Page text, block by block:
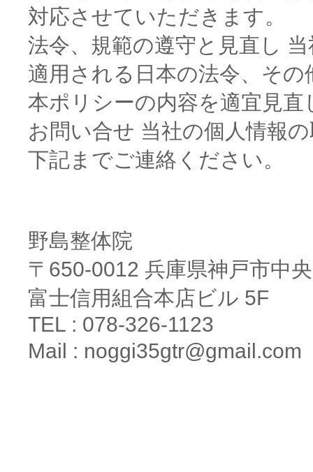
対応させていただきます。 ​
法令、規範の遵守と見直し
適用される日本の法令、そ
本ポリシーの内容を適宜見
お問い合せ 当社の個人情報
下記までご連絡ください。
野島整体院
〒650-0012 兵庫県神戸市中
富士信用組合本店ビル 5F
TEL : 078-326-1123
Mail : noggi35gtr@gmail.com